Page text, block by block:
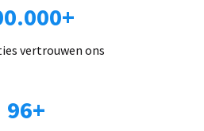
vertrouwen ons
96+